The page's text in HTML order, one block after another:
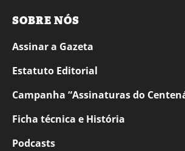
SOBRE NÓS
Assinar a Gazeta
Estatuto Editorial
Campanha “Assinaturas do
Ficha técnica e História
Podcasts